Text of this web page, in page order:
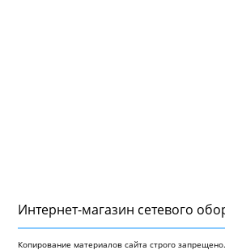
Интернет-магазин сетeвого
Копирование материалов сайта строго запрещено.